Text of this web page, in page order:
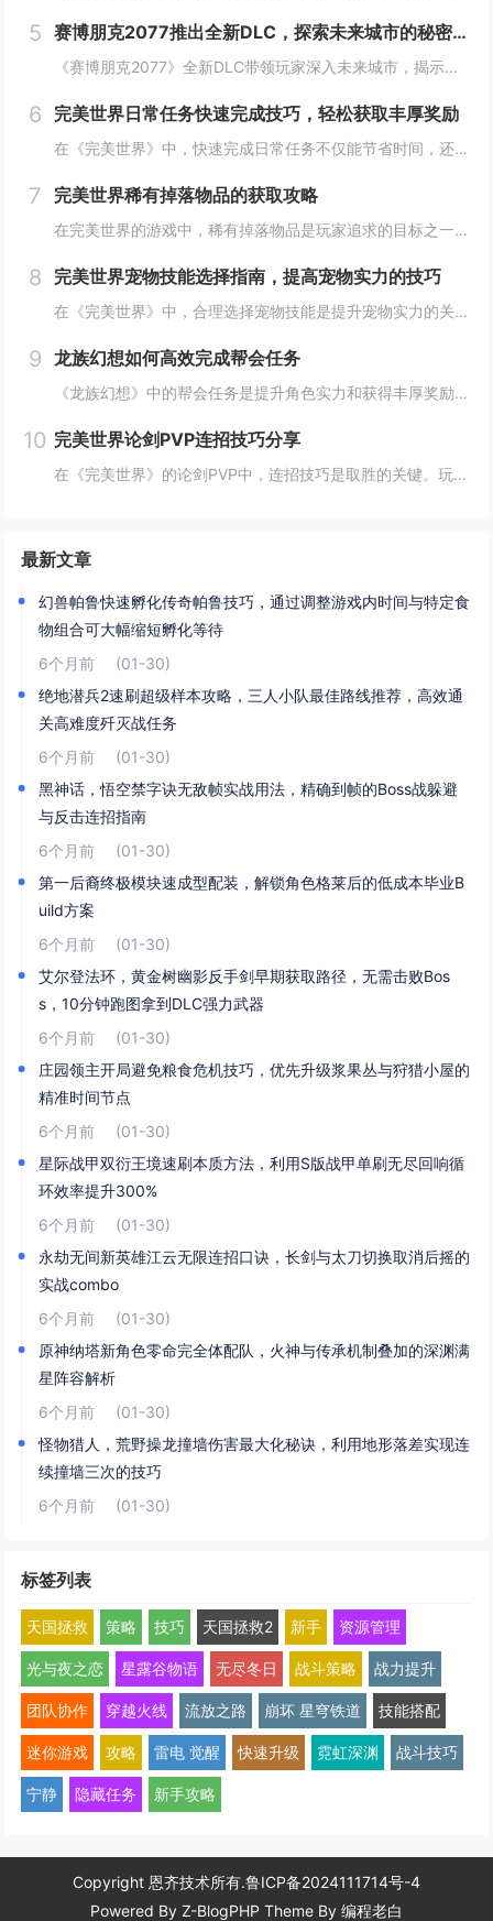
5 赛博朋克2077推出全新DLC，探索未来城市的秘密和新任务
《赛博朋克2077》全新DLC带领玩家深入未来城市，揭示隐藏的秘密并开启一系列新任务。在这一扩展内容中，玩家将有机会探索更多未知区域，体验丰富多彩的剧情，与全新角色互动，进一步丰富游戏世界的沉浸感与可玩性。今天小白来给大家谈谈《赛博朋克20...
6 完美世界日常任务快速完成技巧，轻松获取丰厚奖励
在《完美世界》中，快速完成日常任务不仅能节省时间，还能确保玩家获得丰厚的奖励。合理规划任务路线，优先选择高经验值和金币奖励的任务。利用双倍经验时间进行任务，可以事半功倍。组队完成任务效率更高，特别是对于需要击败强大敌人的任务。不要忘记使用游...
7 完美世界稀有掉落物品的获取攻略
在完美世界的游戏中，稀有掉落物品是玩家追求的目标之一。这些物品通常只能通过特定的活动、副本或怪物获得，且掉落率极低。为了提高获取几率，玩家可以组队参与高难度副本，多次挑战以增加机会；参加限时活动，如节日庆典和特殊任务，这些活动往往会有额外奖...
8 完美世界宠物技能选择指南，提高宠物实力的技巧
在《完美世界》中，合理选择宠物技能是提升宠物实力的关键。优先考虑增强宠物基础属性的技能，如攻击、防御和生命值。根据宠物类型和定位，选择合适的主动或被动技能，如控制、辅助或输出技能。利用宠物技能书升级技能等级，以及通过宠物合成功能优化技能组合...
9 龙族幻想如何高效完成帮会任务
《龙族幻想》中的帮会任务是提升角色实力和获得丰厚奖励的重要途径。要高效完成帮会任务，首先需要合理安排时间，选择高效率的任务组合，如组队完成副本或集体参与帮会活动。利用好帮会资源，如经验药水、加速道具等，可以显著提高任务完成速度。积极与帮会成...
10 完美世界论剑PVP连招技巧分享
在《完美世界》的论剑PVP中，连招技巧是取胜的关键。玩家需熟练掌握角色技能的释放顺序与时机，利用控制技能打断对手的攻击节奏，同时保持自身技能的连贯性。合理利用地形和位移技能，可以有效躲避敌方攻击，创造反击机会。了解并针对不同职业的特点制定策...
最新文章
幻兽帕鲁快速孵化传奇帕鲁技巧，通过调整游戏内时间与特定食
物组合可大幅缩短孵化等待
6个月前
(01-30)
绝地潜兵2速刷超级样本攻略，三人小队最佳路线推荐，高效通
关高难度歼灭战任务
6个月前
(01-30)
黑神话，悟空禁字诀无敌帧实战用法，精确到帧的Boss战躲避
与反击连招指南
6个月前
(01-30)
第一后裔终极模块速成型配装，解锁角色格莱后的低成本毕业B
uild方案
6个月前
(01-30)
艾尔登法环，黄金树幽影反手剑早期获取路径，无需击败Bos
s，10分钟跑图拿到DLC强力武器
6个月前
(01-30)
庄园领主开局避免粮食危机技巧，优先升级浆果丛与狩猎小屋的
精准时间节点
6个月前
(01-30)
星际战甲双衍王境速刷本质方法，利用S版战甲单刷无尽回响循
环效率提升300%
6个月前
(01-30)
永劫无间新英雄江云无限连招口诀，长剑与太刀切换取消后摇的
实战combo
6个月前
(01-30)
原神纳塔新角色零命完全体配队，火神与传承机制叠加的深渊满
星阵容解析
6个月前
(01-30)
怪物猎人，荒野操龙撞墙伤害最大化秘诀，利用地形落差实现连
续撞墙三次的技巧
6个月前
(01-30)
标签列表
天国拯救 策略 技巧 天国拯救2 新手 资源管理
光与夜之恋 星露谷物语 无尽冬日 战斗策略 战力提升
团队协作 穿越火线 流放之路 崩坏 星穹铁道 技能搭配
迷你游戏 攻略 雷电 觉醒 快速升级 霓虹深渊 战斗技巧
宁静 隐藏任务 新手攻略
Copyright 恩齐技术所有.鲁ICP备2024111714号-4
Powered By Z-BlogPHP Theme By 编程老白